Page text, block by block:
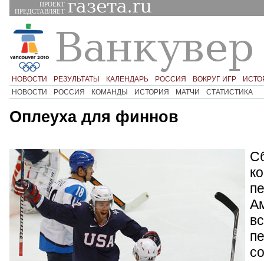
ПРОЕКТ
ПРЕДСТАВЛЯЕТ
НОВОСТИ РЕЗУЛЬТАТЫ КАЛЕНДАРЬ РОССИЯ ВОКРУГ ИГР
НОВОСТИ
РОССИЯ КОМАНДЫ ИСТОРИЯ МАТЧИ СТАТИСТИКА
Оплеуха для финнов